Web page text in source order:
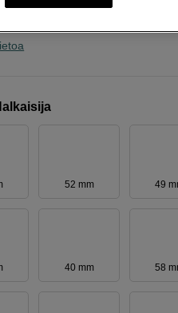
52 mm 49
40 mm 58